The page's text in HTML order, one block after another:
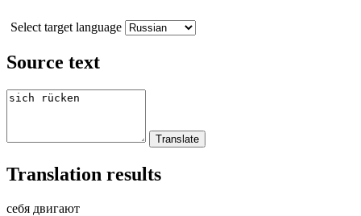
Select target language
Source text
Translation results
себя двигают